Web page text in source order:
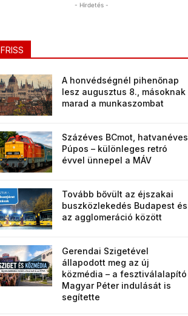
- Hirdetés -
FRISS
A honvédségnél pihenőnap
lesz augusztus 8., másoknak
marad a munkaszombat
Százéves BCmot, hatvanéves
Púpos – különleges retró
évvel ünnepel a MÁV
Tovább bővült az éjszakai
buszközlekedés Budapest és
az agglomeráció között
Gerendai Szigetével
állapodott meg az új
közmédia – a fesztiválalapító
Magyar Péter indulását is
segítette